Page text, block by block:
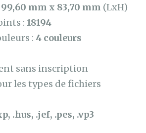
99,60 mm x 83,70 mm (LxH)
:18194
: 4 couleurs
sans inscription
les types de fichiers
.hus, .jef, .pes, .vp3